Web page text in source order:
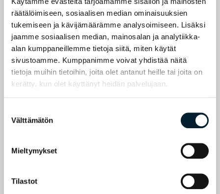
räätälöimiseen, sosiaalisen median ominaisuuksien
tukemiseen ja kävijämäärämme analysoimiseen. Lisäksi
jaamme sosiaalisen median, mainosalan ja analytiikka-
alan kumppaneillemme tietoja siitä, miten käytät
sivustoamme. Kumppanimme voivat yhdistää näitä
tietoja muihin tietoihin, joita olet antanut heille tai joita on
kerätty, kun olet käyttänyt heidän palvelujaan.
valinta
Välttämätön
Mieltymykset
Tilastot
Hyväksyevästeet kuunnellaksesi podcastin